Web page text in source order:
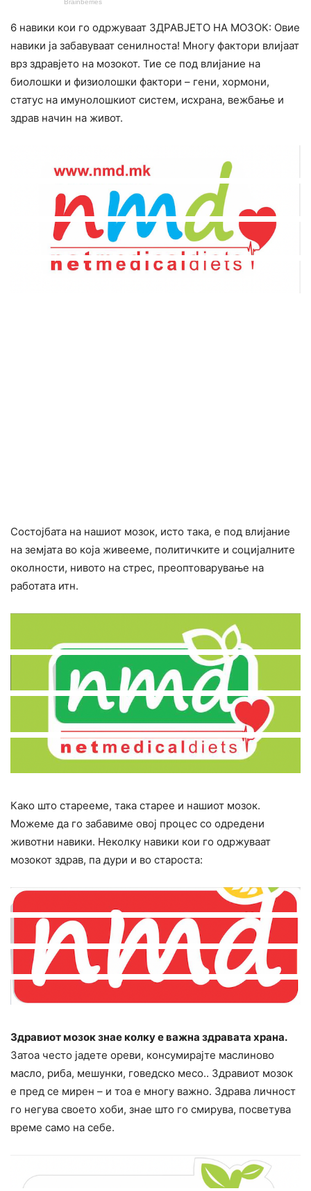
6 навики кои го одржуваат ЗДРАВЈЕТО НА МОЗОК: Овие
навики ја забавуваат сенилноста! Многу фактори влијаат
врз здравјето на мозокот. Тие се под влијание на
биолошки и физиолошки фактори – гени, хормони,
статус на имунолошкиот систем, исхрана, вежбање и
здрав начин на живот.
Состојбата на нашиот мозок, исто така, е под влијание
на земјата во која живееме, политичките и социјалните
околности, нивото на cтpеc, преоптоварување на
работата итн.
Како што старееме, така старее и нашиот мозок.
Можеме да го забавиме овој процес со одредени
животни навики. Неколку навики кои го одржуваат
мозокот здрав, па дури и во староста:
Здравиот мозок знае колку е важна здравата храна.
Затоа често јадете ореви, конcyмирајте маслиново
масло, риба, мешунки, говедско месо.. Здравиот мозок
е пред се миpен – и тоа е многу важно. Здрава личност
го негува своето хоби, знае што го смиpyва, посветува
време само на себе.